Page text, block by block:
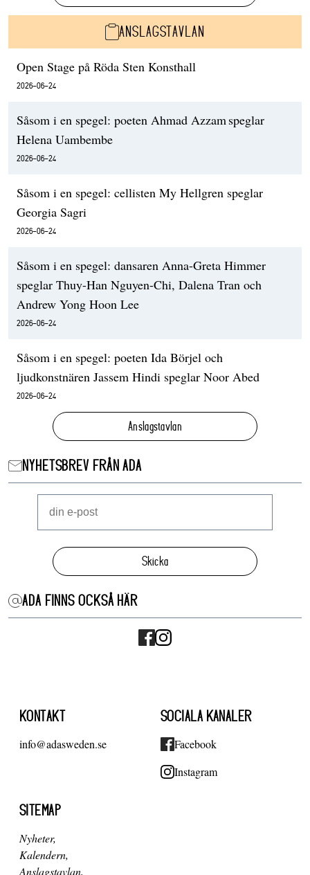
ANSLAGSTAVLAN
Open Stage på Röda Sten Konsthall
2026-06-24
Såsom i en spegel: poeten Ahmad Azzam speglar
Helena Uambembe
2026-06-24
Såsom i en spegel: cellisten My Hellgren speglar
Georgia Sagri
2026-06-24
Såsom i en spegel: dansaren Anna-Greta Himmer
speglar Thuy-Han Nguyen-Chi, Dalena Tran och
Andrew Yong Hoon Lee
2026-06-24
Såsom i en spegel: poeten Ida Börjel och
ljudkonstnären Jassem Hindi speglar Noor Abed
2026-06-24
Anslagstavlan
NYHETSBREV FRÅN ADA
Skicka
ADA FINNS OCKSÅ HÄR
KONTAKT
info@adasweden.se
SOCIALA KANALER
Facebook
Instagram
SITEMAP
Nyheter
Kalendern
Anslagstavlan